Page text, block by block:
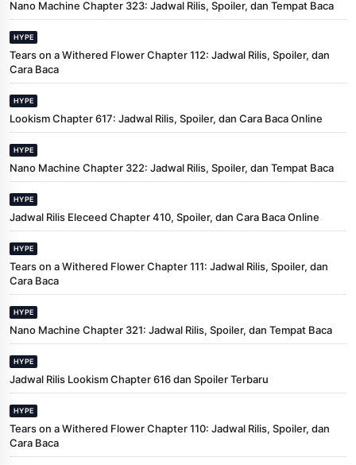
Nano Machine Chapter 323: Jadwal Rilis, Spoiler, dan Tempat Baca
HYPE
Tears on a Withered Flower Chapter 112: Jadwal Rilis, Spoiler, dan
Cara Baca
HYPE
Lookism Chapter 617: Jadwal Rilis, Spoiler, dan Cara Baca Online
HYPE
Nano Machine Chapter 322: Jadwal Rilis, Spoiler, dan Tempat Baca
HYPE
Jadwal Rilis Eleceed Chapter 410, Spoiler, dan Cara Baca Online
HYPE
Tears on a Withered Flower Chapter 111: Jadwal Rilis, Spoiler, dan
Cara Baca
HYPE
Nano Machine Chapter 321: Jadwal Rilis, Spoiler, dan Tempat Baca
HYPE
Jadwal Rilis Lookism Chapter 616 dan Spoiler Terbaru
HYPE
Tears on a Withered Flower Chapter 110: Jadwal Rilis, Spoiler, dan
Cara Baca